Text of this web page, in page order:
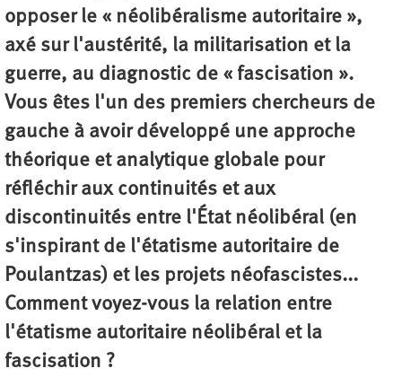
opposer le « néolibéralisme autoritaire »,
axé sur l'austérité, la militarisation et la
guerre, au diagnostic de « fascisation ».
Vous êtes l'un des premiers chercheurs de
gauche à avoir développé une approche
théorique et analytique globale pour
réfléchir aux continuités et aux
discontinuités entre l'État néolibéral (en
s'inspirant de l'étatisme autoritaire de
Poulantzas) et les projets néofascistes...
Comment voyez-vous la relation entre
l'étatisme autoritaire néolibéral et la
fascisation ?